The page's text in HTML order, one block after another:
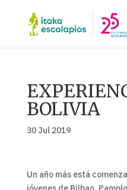
BOLIVIA
30 Jul 2019
Un año más está